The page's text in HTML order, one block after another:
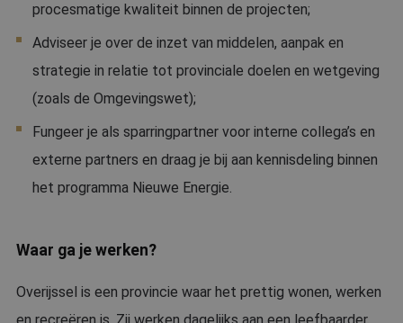
procesmatige kwaliteit binnen de projecten;
Adviseer je over de inzet van middelen, aanpak en
strategie in relatie tot provinciale doelen en wetgeving
(zoals de Omgevingswet);
Fungeer je als sparringpartner voor interne collega’s en
externe partners en draag je bij aan kennisdeling binnen
het programma Nieuwe Energie.
Waar ga je werken?
Overijssel is een provincie waar het prettig wonen, werken